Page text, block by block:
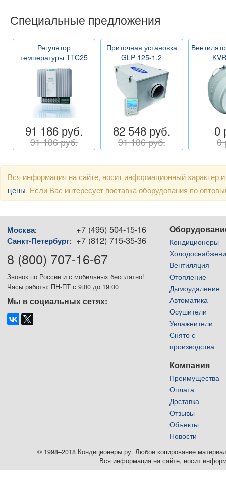
Специальные предложения
Регулятор
температуры TTC25
91 186 руб.
91 186 руб.
Приточная установка
GLP 125-1.2
82 548 руб.
91 186 руб.
0
0
Вся информация на сайте, носит информационный
цены. Если Вас интересует поставка оборудования по
Москва: +7 (495) 504-15-16
Санкт-Петербург: +7 (812) 715-35-36
8 (800) 707-16-67
Звонок по России и с мобильных бесплатно!
Часы работы: ПН-ПТ с 9:00 до 19:00
Мы в социальных сетях:
Кондиционеры
Вентиляция
Отопление
Дымоудаление
Автоматика
Осушители
Увлажнители
Снято с
производства
Компания
Преимущества
Оплата
Доставка
Отзывы
Объекты
Новости
© 1998–2018 Кондиционеры.ру. Любое копирование
Вся информация на сайте, носит